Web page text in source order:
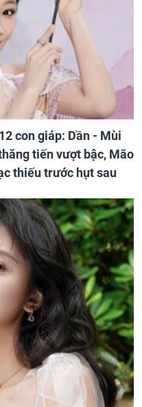
con giáp: Dần - Mùi
tiến vượt bậc, Mão
thiếu trước hụt sau